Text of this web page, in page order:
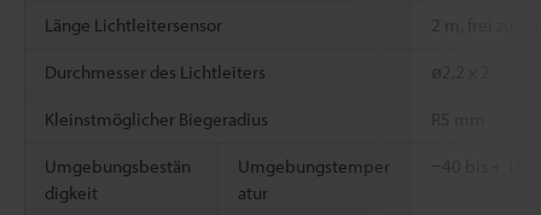
Länge Lichtleitersensor 2 m, frei
Durchmesser des Lichtleiters ø2,2 x 2
Kleinstmöglicher Biegeradius R5 mm
Umgebungsbestän
digkeit
Umgebungstemper
atur
−40 bis +